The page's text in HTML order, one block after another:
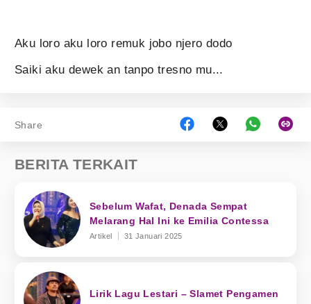
Aku loro aku loro remuk jobo njero dodo
Saiki aku dewek an tanpo tresno mu...
Share
BERITA TERKAIT
Sebelum Wafat, Denada Sempat
Melarang Hal Ini ke Emilia Contessa
Artikel 31 Januari 2025
Lirik Lagu Lestari – Slamet Pengamen